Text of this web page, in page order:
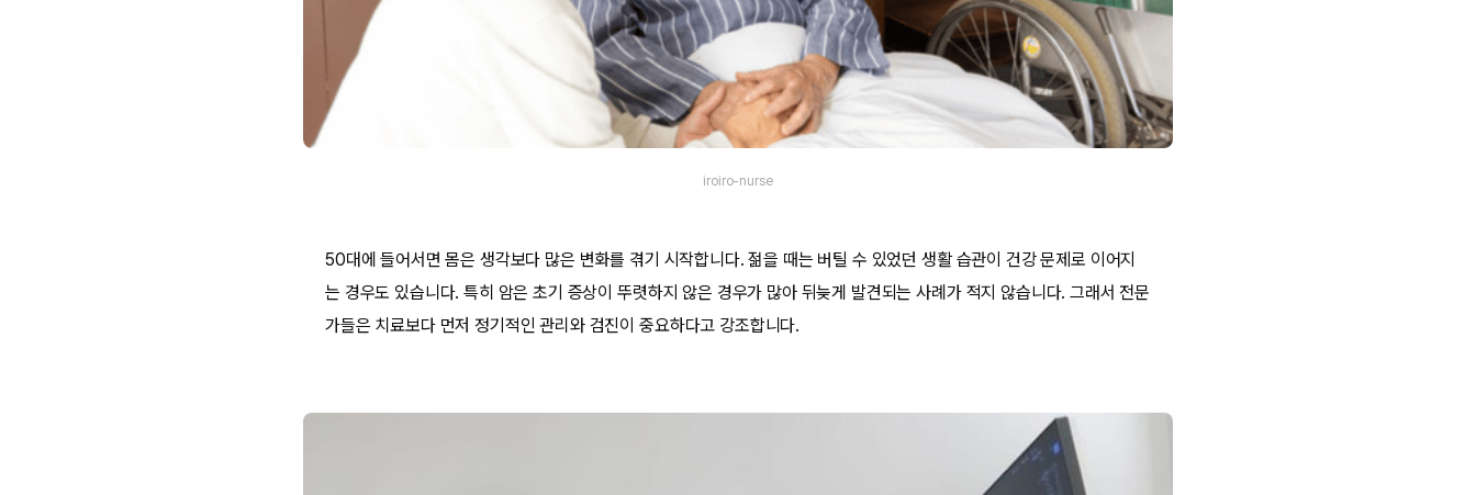
iroiro-nurse
50대에 들어서면 몸은 생각보다 많은 변화를 겪기 시작합니다. 젊을 때는 버틸 수 있었던 생활 습관이 건강 문제로 이어지
는 경우도 있습니다. 특히 암은 초기 증상이 뚜렷하지 않은 경우가 많아 뒤늦게 발견되는 사례가 적지 않습니다. 그래서 전문
가들은 치료보다 먼저 정기적인 관리와 검진이 중요하다고 강조합니다.